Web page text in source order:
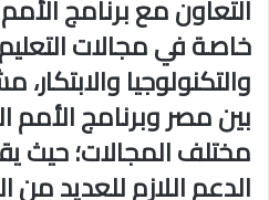
التعاون مع برنامج
خاصة في مجالات
والتكنولوجيا والابتكار،
بين مصر وبرنامج الأمم
مختلف المجالات؛ حيث
الدعم اللازم للعديد